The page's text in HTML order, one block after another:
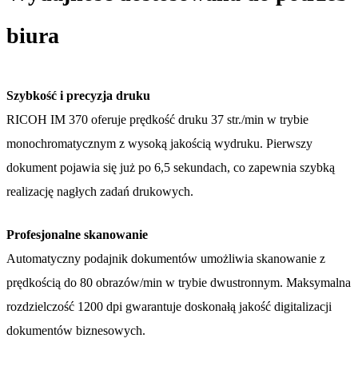
biura
Szybkość i precyzja druku
RICOH IM 370 oferuje prędkość druku 37 str./min w trybie
monochromatycznym z wysoką jakością wydruku. Pierwszy
dokument pojawia się już po 6,5 sekundach, co zapewnia szybką
realizację nagłych zadań drukowych.
Profesjonalne skanowanie
Automatyczny podajnik dokumentów umożliwia skanowanie z
prędkością do 80 obrazów/min w trybie dwustronnym. Maksymalna
rozdzielczość 1200 dpi gwarantuje doskonałą jakość digitalizacji
dokumentów biznesowych.